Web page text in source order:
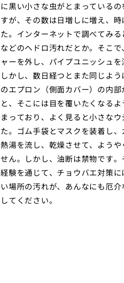
に黒い小さな虫がとまっている
すが、その数は日増しに増え、
た。インターネットで調べてみ
などのヘドロ汚れだとか。そこ
ャーを外し、パイプユニッシュ
しかし、数日経つとまた同じよ
のエプロン（側面カバー）の内
と、そこには目を覆いたくなる
まっており、よく見ると小さな
た。ゴム手袋とマスクを装着し
熱湯を流し、乾燥させて、よう
せん。しかし、油断は禁物です
経験を通じて、チョウバエ対策
い場所の汚れが、あんなにも厄
してください。